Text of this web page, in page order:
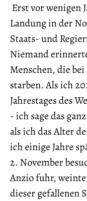
Erst vor wenigen
Landung in der
Staats- und
Niemand
Menschen, die
starben. Als ich
Jahrestages des
- ich sage das
als ich das Alter
ich einige Jahre
2. November
Anzio fuhr,
dieser gefallenen